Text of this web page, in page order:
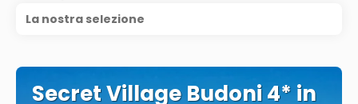
La nostra selezione
Secret Village Budoni 4* in